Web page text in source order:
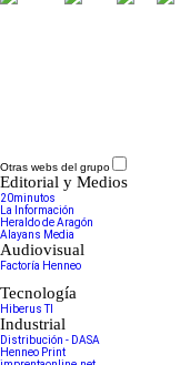
Otras webs del grupo
Editorial y Medios
20minutos
La Información
Heraldo de Aragón
Alayans Media
Audiovisual
Factoría Henneo
Tecnología
Hiberus TI
Industrial
Distribución - DASA
Henneo Print